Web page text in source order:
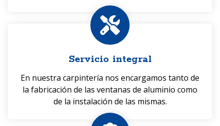
Servicio integral
En nuestra carpintería nos encargamos tanto de
la fabricación de las ventanas de aluminio como
de la instalación de las mismas.